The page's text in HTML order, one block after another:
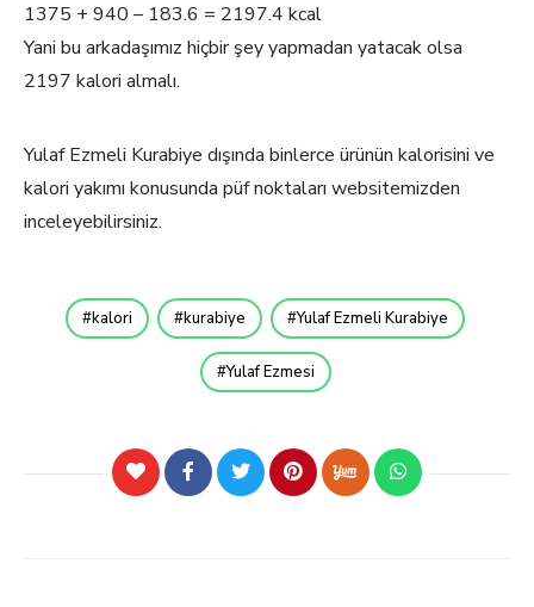
1375 + 940 – 183.6 = 2197.4 kcal
Yani bu arkadaşımız hiçbir şey yapmadan yatacak olsa
2197 kalori almalı.
Yulaf Ezmeli Kurabiye dışında binlerce ürünün kalorisini ve
kalori yakımı konusunda püf noktaları websitemizden
inceleyebilirsiniz.
kalori kurabiye Yulaf Ezmeli Kurabiye
Yulaf Ezmesi